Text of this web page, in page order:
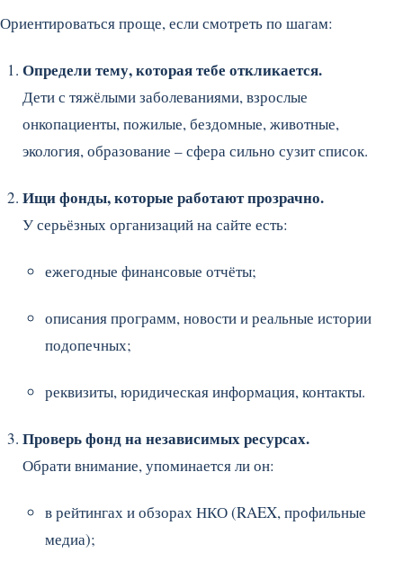
Ориентироваться проще, если смотреть по шагам:
Определи тему, которая тебе откликается.
Дети с тяжёлыми заболеваниями, взрослые
онкопациенты, пожилые, бездомные, животные,
экология, образование – сфера сильно сузит список.
Ищи фонды, которые работают прозрачно.
У серьёзных организаций на сайте есть:
ежегодные финансовые отчёты;
описания программ, новости и реальные истории
подопечных;
реквизиты, юридическая информация, контакты.
Проверь фонд на независимых ресурсах.
Обрати внимание, упоминается ли он:
в рейтингах и обзорах НКО (RAEX, профильные
медиа);